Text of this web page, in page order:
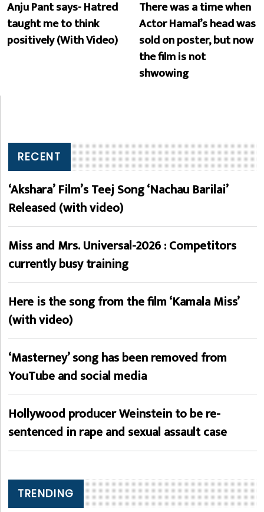
Anju Pant says- Hatred
taught me to think
positively (With Video)
There was a time when
Actor Hamal’s head was
sold on poster, but now
the film is not
shwowing
RECENT
‘Akshara’ Film’s Teej Song ‘Nachau Barilai’
Released (with video)
Miss and Mrs. Universal-2026 : Competitors
currently busy training
Here is the song from the film ‘Kamala Miss’
(with video)
‘Masterney’ song has been removed from
YouTube and social media
Hollywood producer Weinstein to be re-
sentenced in rape and sexual assault case
TRENDING